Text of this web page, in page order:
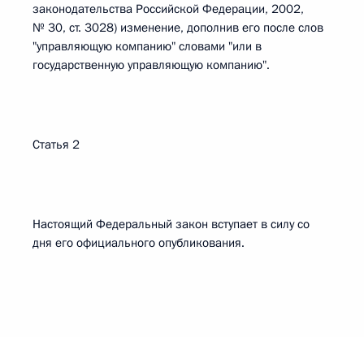
законодательства Российской Федерации, 2002,
№ 30, ст. 3028) изменение, дополнив его после слов
"управляющую компанию" словами "или в
государственную управляющую компанию".
Статья 2
Настоящий Федеральный закон вступает в силу со
дня его официального опубликования.